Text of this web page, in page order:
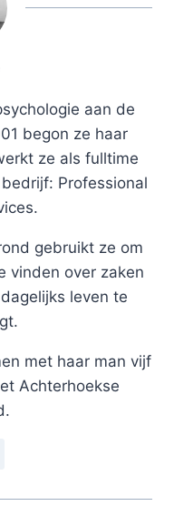
aan de
begon ze haar
ze als fulltime
Professional
gebruikt ze om
vinden over zaken
leven te
met haar man vijf
Achterhoekse